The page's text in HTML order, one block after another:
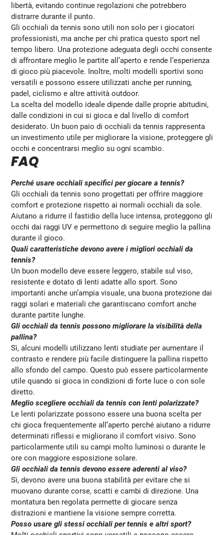
libertà, evitando continue regolazioni che potrebbero
distrarre durante il punto.
Gli occhiali da tennis sono utili non solo per i giocatori
professionisti, ma anche per chi pratica questo sport nel
tempo libero. Una protezione adeguata degli occhi consente
di affrontare meglio le partite all’aperto e rende l’esperienza
di gioco più piacevole. Inoltre, molti modelli sportivi sono
versatili e possono essere utilizzati anche per running,
padel, ciclismo e altre attività outdoor.
La scelta del modello ideale dipende dalle proprie abitudini,
dalle condizioni in cui si gioca e dal livello di comfort
desiderato. Un buon paio di occhiali da tennis rappresenta
un investimento utile per migliorare la visione, proteggere gli
occhi e concentrarsi meglio su ogni scambio.
FAQ
Perché usare occhiali specifici per giocare a tennis?
Gli occhiali da tennis sono progettati per offrire maggiore
comfort e protezione rispetto ai normali occhiali da sole.
Aiutano a ridurre il fastidio della luce intensa, proteggono gli
occhi dai raggi UV e permettono di seguire meglio la pallina
durante il gioco.
Quali caratteristiche devono avere i migliori occhiali da
tennis?
Un buon modello deve essere leggero, stabile sul viso,
resistente e dotato di lenti adatte allo sport. Sono
importanti anche un’ampia visuale, una buona protezione dai
raggi solari e materiali che garantiscano comfort anche
durante partite lunghe.
Gli occhiali da tennis possono migliorare la visibilità della
pallina?
Sì, alcuni modelli utilizzano lenti studiate per aumentare il
contrasto e rendere più facile distinguere la pallina rispetto
allo sfondo del campo. Questo può essere particolarmente
utile quando si gioca in condizioni di forte luce o con sole
diretto.
Meglio scegliere occhiali da tennis con lenti polarizzate?
Le lenti polarizzate possono essere una buona scelta per
chi gioca frequentemente all’aperto perché aiutano a ridurre
determinati riflessi e migliorano il comfort visivo. Sono
particolarmente utili su campi molto luminosi o durante le
ore con maggiore esposizione solare.
Gli occhiali da tennis devono essere aderenti al viso?
Sì, devono avere una buona stabilità per evitare che si
muovano durante corse, scatti e cambi di direzione. Una
montatura ben regolata permette di giocare senza
distrazioni e mantiene la visione sempre corretta.
Posso usare gli stessi occhiali per tennis e altri sport?